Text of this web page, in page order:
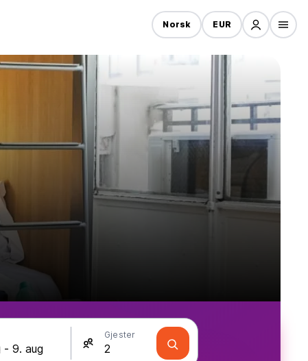
Norsk EUR
Gjester